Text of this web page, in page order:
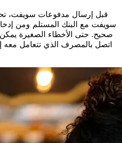
قبل إرسال مدفوعات سويفت،
سويفت مع البنك المستلم ومن
صحيح. حتى الأخطاء الصغيرة
اتصل بالمصرف الذي تتعامل معه